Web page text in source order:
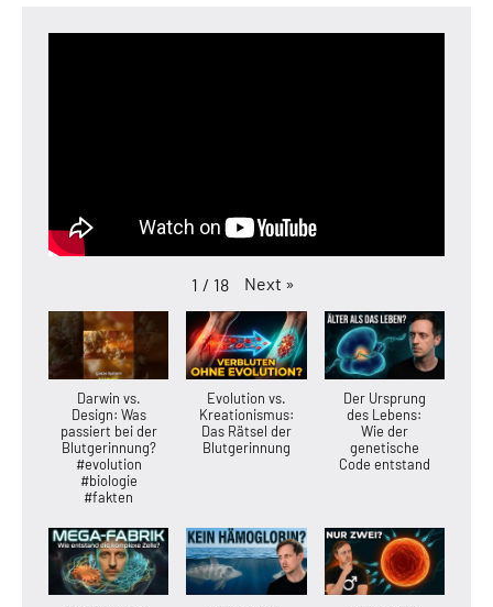
1 / 18 Next »
Darwin vs.
Design: Was
passiert bei der
Blutgerinnung?
#evolution
#biologie
#fakten
Evolution vs.
Kreationismus:
Das Rätsel der
Blutgerinnung
Der Ursprung
des Lebens:
Wie der
genetische
Code entstand